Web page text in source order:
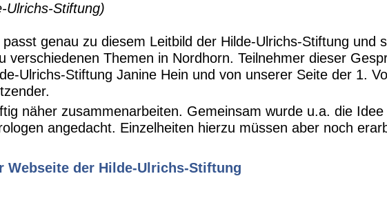
Ulrichs-Stiftung)
genau zu diesem Leitbild der Hilde-Ulrichs-Stiftung und
verschiedenen Themen in Nordhorn. Teilnehmer dieser
Ulrichs-Stiftung Janine Hein und von unserer Seite der 1.
näher zusammenarbeiten. Gemeinsam wurde u.a. die
angedacht. Einzelheiten hierzu müssen aber noch
Webseite der Hilde-Ulrichs-Stiftung